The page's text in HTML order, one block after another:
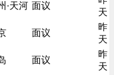
·天河 面议
天
面议
昨
天
面议
昨
天